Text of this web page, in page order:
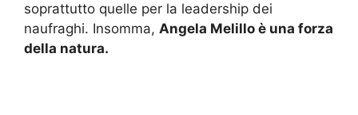
soprattutto quelle per la leadership dei
naufraghi. Insomma, Angela Melillo è una forza
della natura.